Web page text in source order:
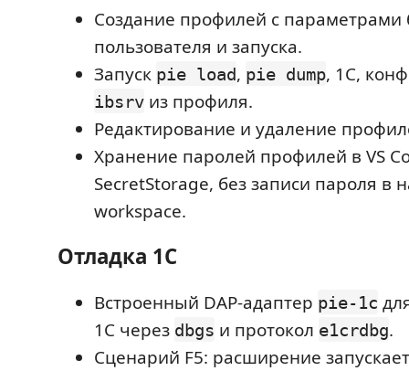
Создание профилей с параметрами
пользователя и запуска.
Запуск pie load, pie dump, 1С,
ibsrv из профиля.
Редактирование и удаление
Хранение паролей профилей в VS
SecretStorage, без записи пароля в
workspace.
Отладка 1С
Встроенный DAP-адаптер pie-1c
1С через dbgs и протокол e1crdbg.
Сценарий F5: расширение